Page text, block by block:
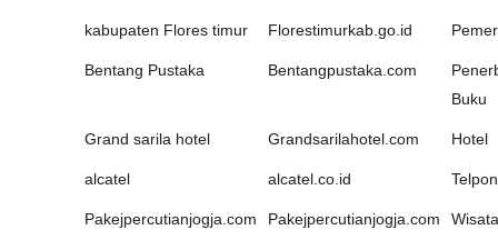
kabupaten Flores timur Florestimurkab.go.id
Bentang Pustaka Bentangpustaka.com
Buku
Grand sarila hotel Grandsarilahotel.com Hotel
alcatel alcatel.co.id Telpon
Pakejpercutianjogja.com Pakejpercutianjogja.com Wisata